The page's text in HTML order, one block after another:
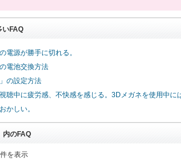
いFAQ
電源が勝手に切れる。
電池交換方法
の設定方法
聴中に疲労感、不快感を感じる。3Dメガネを使用中に
かしい。
内のFAQ
を表示